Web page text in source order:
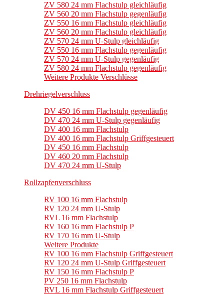
ZV 580 24 mm Flachstulp gleichläufig
ZV 560 20 mm Flachstulp gegenläufig
ZV 550 16 mm Flachstulp gleichläufig
ZV 560 20 mm Flachstulp gleichläufig
ZV 570 24 mm U-Stulp gleichläufig
ZV 550 16 mm Flachstulp gegenläufig
ZV 570 24 mm U-Stulp gegenläufig
ZV 580 24 mm Flachstulp gegenläufig
Weitere Produkte Verschlüsse
Drehriegelverschluss
DV 450 16 mm Flachstulp gegenläufig
DV 470 24 mm U-Stulp gegenläufig
DV 400 16 mm Flachstulp
DV 400 16 mm Flachstulp Griffgesteuert
DV 450 16 mm Flachstulp
DV 460 20 mm Flachstulp
DV 470 24 mm U-Stulp
Rollzapfenverschluss
RV 100 16 mm Flachstulp
RV 120 24 mm U-Stulp
RVL 16 mm Flachstulp
RV 160 16 mm Flachstulp P
RV 170 16 mm U-Stulp
Weitere Produkte
RV 100 16 mm Flachstulp Griffgesteuert
RV 120 24 mm U-Stulp Griffgesteuert
RV 150 16 mm Flachstulp P
PV 250 16 mm Flachstulp
RVL 16 mm Flachstulp Griffgesteuert